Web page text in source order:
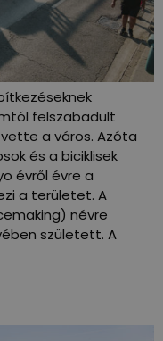
felszabadult
a város. Azóta
és a biciklisek
évről évre a
a területet. A
névre
született. A